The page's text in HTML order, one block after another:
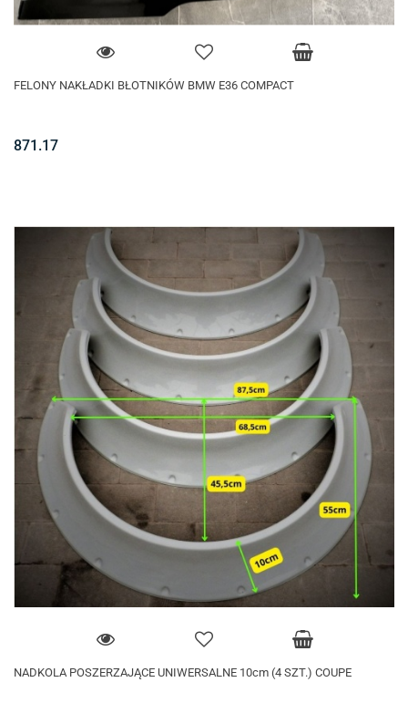
FELONY NAKŁADKI BŁOTNIKÓW BMW E36 COMPACT
871.17
NADKOLA POSZERZAJĄCE UNIWERSALNE 10cm (4 SZT.) COUPE